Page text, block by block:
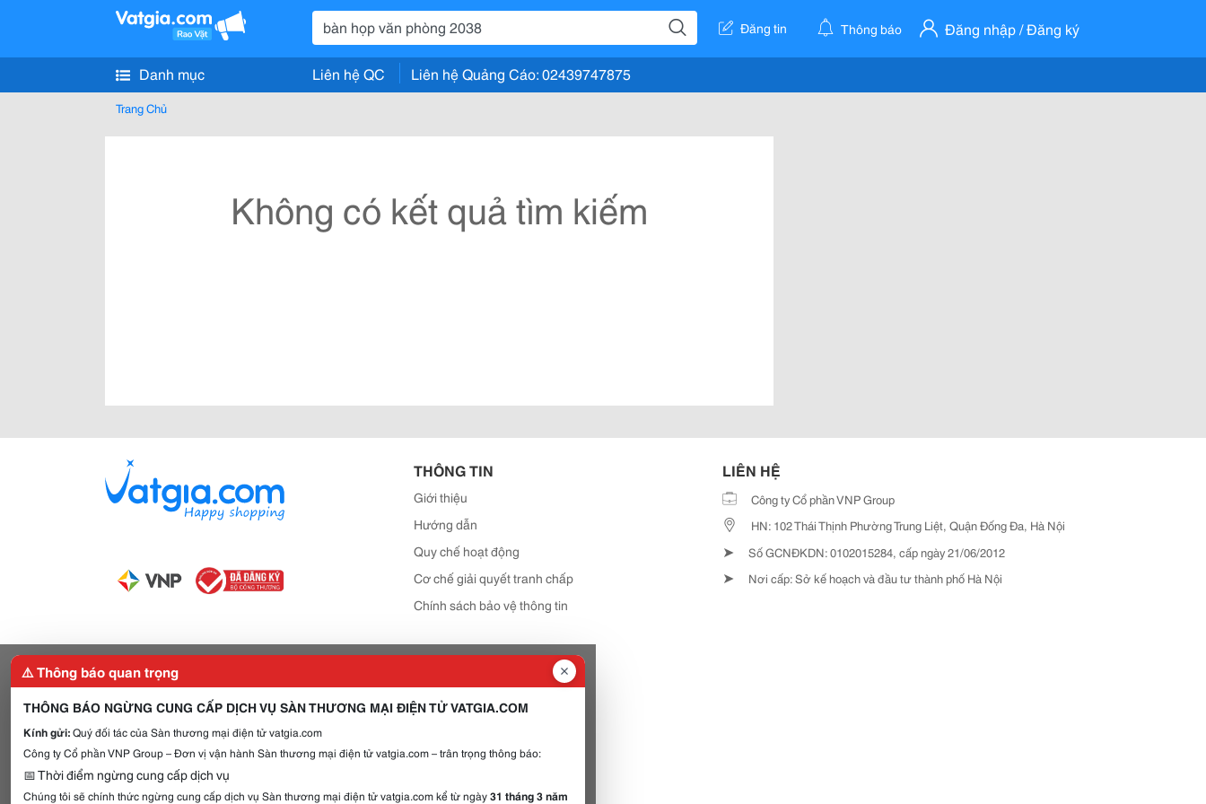
Đăng tin Thông báo Đăng nhập / Đăng ký
Danh mục Liên hệ QC Liên hệ Quảng Cáo: 02439747875
Trang Chủ
Không có kết quả tìm kiếm
THÔNG TIN
Giới thiệu
Hướng dẫn
Quy chế hoạt động
Cơ chế giải quyết tranh chấp
Chính sách bảo vệ thông tin
LIÊN HỆ
Công ty Cổ phần VNP Group
HN: 102 Thái Thịnh Phường Trung Liệt, Quận Đống Đa, Hà Nội
➤ Số GCNĐKDN: 0102015284, cấp ngày 21/06/2012
➤ Nơi cấp: Sở kế hoạch và đầu tư thành phố Hà Nội
⚠️ Thông báo quan trọng
THÔNG BÁO NGỪNG CUNG CẤP DỊCH VỤ SÀN THƯƠNG MẠI ĐIỆN TỬ VATGIA.COM
Kính gửi:Quý đối tác của Sàn thương mại điện tử vatgia.com
Công ty Cổ phần VNP Group – Đơn vị vận hành Sàn thương mại điện tử vatgia.com – trân trọng thông báo:
📅 Thời điểm ngừng cung cấp dịch vụ
Chúng tôi sẽ chính thức ngừng cung cấp dịch vụ Sàn thương mại điện tử vatgia.com kể từ ngày31 tháng 3 năm